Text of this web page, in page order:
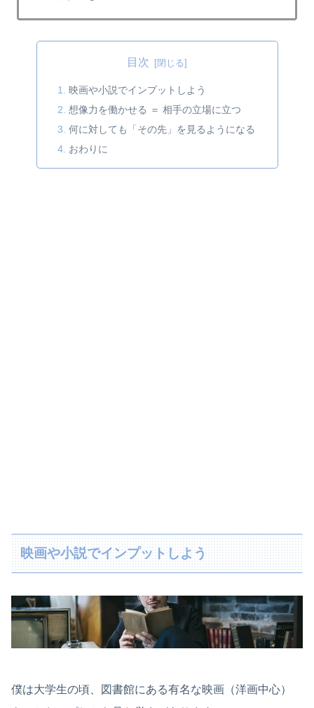
目次
映画や小説でインプットしよう
想像力を働かせる ＝ 相手の立場に立つ
何に対しても「その先」を見るようになる
おわりに
映画や小説でインプットしよう
僕は大学生の頃、図書館にある有名な映画（洋画中心）